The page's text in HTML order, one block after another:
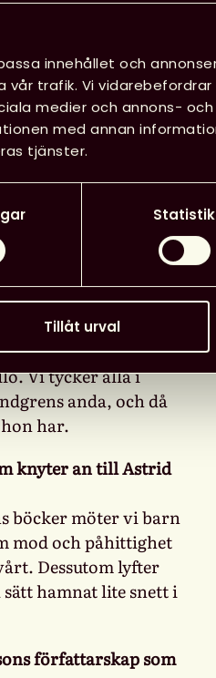
innehållet och
vår trafik. Vi
medier och annons-
med annan
tjänster.
Statistik
Tillåt urval
värdiga
en väldigt lång
en mödosam
tyckte vi ganska lika
hur kom ni
i Sverige har vi
Dock har
från andra delar av
tid på att leta
blev det två
för att de var
Likadant är det
Vi tycker alla i
anda, och då
har.
knyter an till Astrid
böcker möter vi barn
mod och påhittighet
Dessutom lyfter
hamnat lite snett i
författarskap som